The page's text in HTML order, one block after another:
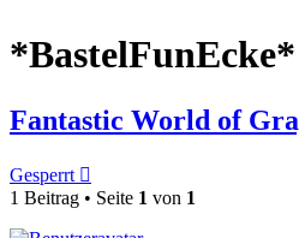
*BastelFunEcke*
Fantastic World of
Gesperrt
1 Beitrag • Seite 1 von 1